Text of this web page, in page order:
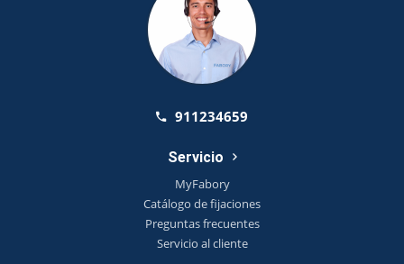
911234659
Servicio
MyFabory
Catálogo de fijaciones
Preguntas frecuentes
Servicio al cliente